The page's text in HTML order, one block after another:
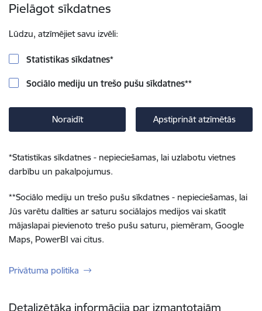
Pielāgot sīkdatnes
Lūdzu, atzīmējiet savu izvēli:
Statistikas sīkdatnes*
Sociālo mediju un trešo pušu sīkdatnes**
Noraidīt Apstiprināt atzīmētās
*Statistikas sīkdatnes - nepieciešamas, lai uzlabotu vietnes
darbību un pakalpojumus.
**Sociālo mediju un trešo pušu sīkdatnes - nepieciešamas, lai
Jūs varētu dalīties ar saturu sociālajos medijos vai skatīt
mājaslapai pievienoto trešo pušu saturu, piemēram, Google
Maps, PowerBI vai citus.
Privātuma politika
Detalizētāka informācija par izmantotajām